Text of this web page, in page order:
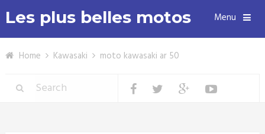
Les plus belles motos Menu
Home Kawasaki moto kawasaki ar 50